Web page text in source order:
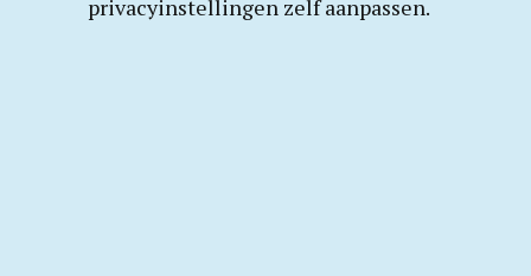
privacyinstellingen zelf aanpassen.